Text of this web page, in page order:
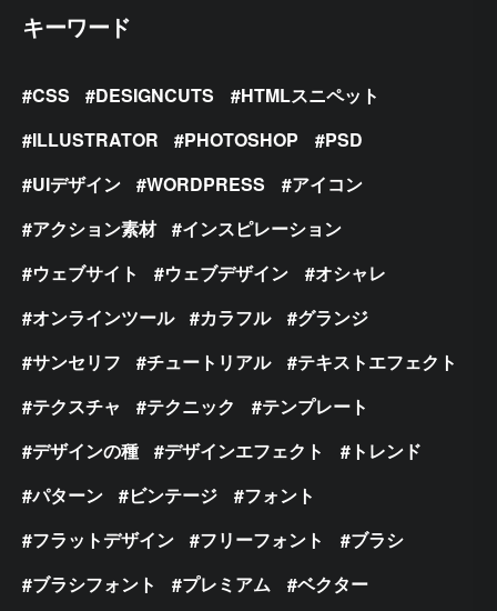
キーワード
CSS DESIGNCUTS
HTMLスニペット
ILLUSTRATOR
PHOTOSHOP
PSD
UIデザイン
WORDPRESS
アイコン
アクション素材
インスピレーション
ウェブサイト
ウェブデザイン
オシャレ
オンラインツール
カラフル
グランジ
サンセリフ
チュートリアル
テキストエフェクト
テクスチャ
テクニック
テンプレート
デザインの種
デザインエフェクト
トレンド
パターン
ビンテージ
フォント
フラットデザイン
フリーフォント
ブラシ
ブラシフォント
プレミアム
ベクター